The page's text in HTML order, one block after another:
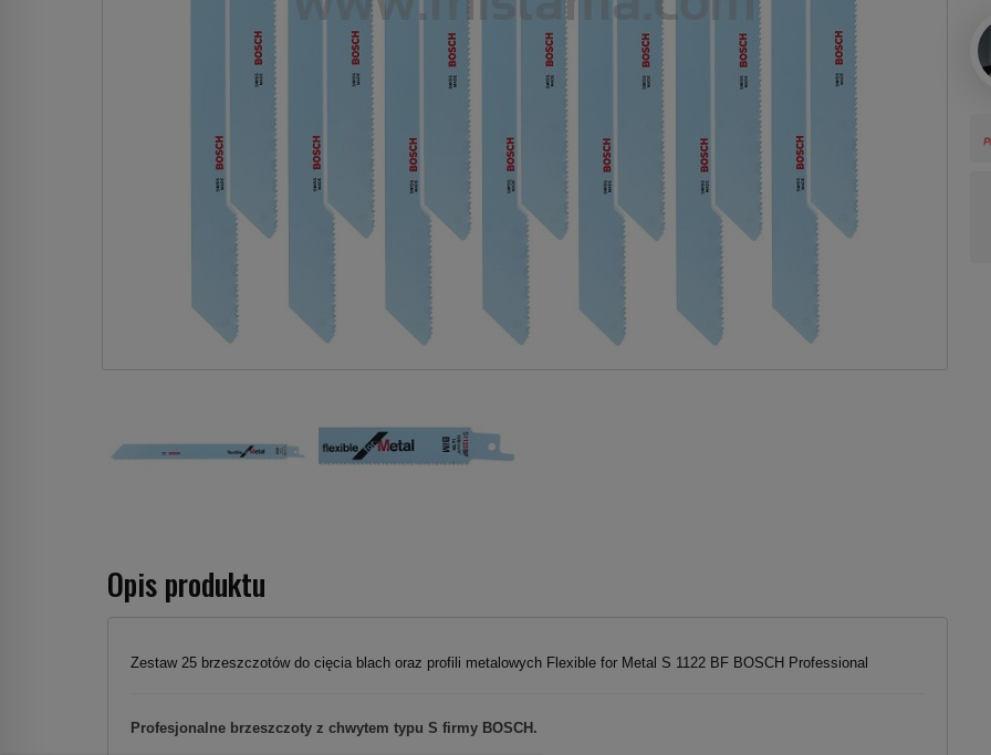
Opis produktu
Zestaw 25 brzeszczotów do cięcia blach oraz profili metalowych Flexible for Metal S 1122 BF BOSCH Professional
Profesjonalne brzeszczoty z chwytem typu S firmy BOSCH.